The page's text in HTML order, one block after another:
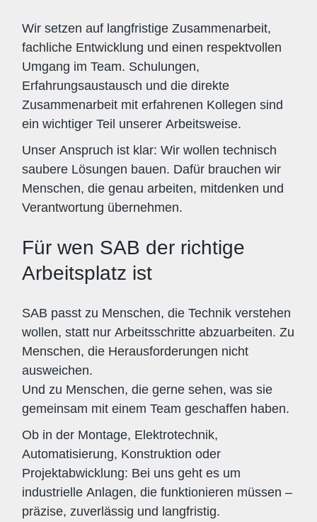
Wir setzen auf langfristige Zusammenarbeit,
fachliche Entwicklung und einen respektvollen
Umgang im Team. Schulungen,
Erfahrungsaustausch und die direkte
Zusammenarbeit mit erfahrenen Kollegen sind
ein wichtiger Teil unserer Arbeitsweise.
Unser Anspruch ist klar: Wir wollen technisch
saubere Lösungen bauen. Dafür brauchen wir
Menschen, die genau arbeiten, mitdenken und
Verantwortung übernehmen.
Für wen SAB der richtige
Arbeitsplatz ist
SAB passt zu Menschen, die Technik verstehen
wollen, statt nur Arbeitsschritte abzuarbeiten. Zu
Menschen, die Herausforderungen nicht
ausweichen.
Und zu Menschen, die gerne sehen, was sie
gemeinsam mit einem Team geschaffen haben.
Ob in der Montage, Elektrotechnik,
Automatisierung, Konstruktion oder
Projektabwicklung: Bei uns geht es um
industrielle Anlagen, die funktionieren müssen –
präzise, zuverlässig und langfristig.